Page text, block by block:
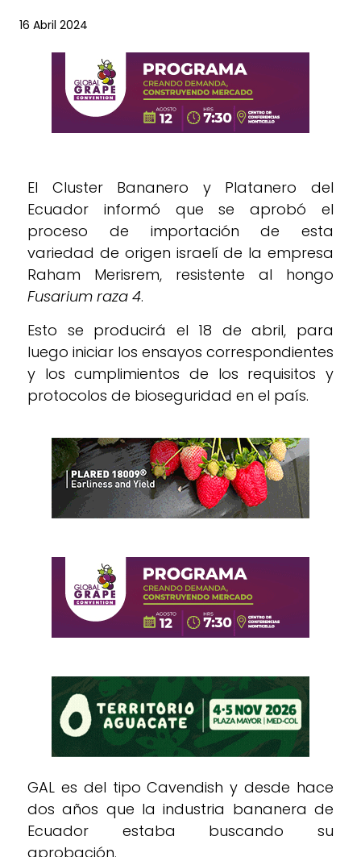
16 Abril 2024
El Cluster Bananero y Platanero del
Ecuador informó que se aprobó el
proceso de importación de esta
variedad de origen israelí de la empresa
Raham Merisrem, resistente al hongo
Fusarium raza 4.
Esto se producirá el 18 de abril, para
luego iniciar los ensayos correspondientes
y los cumplimientos de los requisitos y
protocolos de bioseguridad en el país.
GAL es del tipo Cavendish y desde hace
dos años que la industria bananera de
Ecuador estaba buscando su
aprobación.